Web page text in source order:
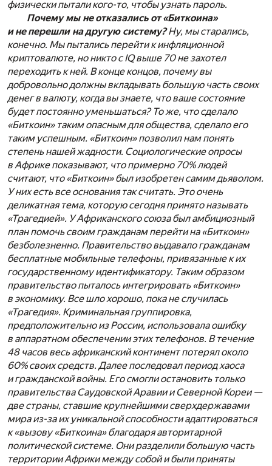
физически пытали кого-то, чтобы узнать пароль.
Почему мы не отказались от «Биткоина»
и не перешли на другую систему?Ну, мы старались,
конечно. Мы пытались перейти к инфляционной
криптовалюте, но никто с IQ выше 70 не захотел
переходить к ней. В конце концов, почему вы
добровольно должны вкладывать большую часть своих
денег в валюту, когда вы знаете, что ваше состояние
будет постоянно уменьшаться? То же, что сделало
«Биткоин» таким опасным для общества, сделало его
таким успешным. «Биткоин» позволил нам понять
степень нашей жадности. Социологические опросы
в Африке показывают, что примерно 70% людей
считают, что «Биткоин» был изобретен самим дьяволом.
У них есть все основания так считать. Это очень
деликатная тема, которую сегодня принято называть
«Трагедией». У Африканского союза был амбициозный
план помочь своим гражданам перейти на «Биткоин»
безболезненно. Правительство выдавало гражданам
бесплатные мобильные телефоны, привязанные к их
государственному идентификатору. Таким образом
правительство пыталось интегрировать «Биткоин»
в экономику. Все шло хорошо, пока не случилась
«Трагедия». Криминальная группировка,
предположительно из России, использовала ошибку
в аппаратном обеспечении этих телефонов. В течение
48 часов весь африканский континент потерял около
60% своих средств. Далее последовал период хаоса
и гражданской войны. Его смогли остановить только
правительства Саудовской Аравии и Северной Кореи —
две страны, ставшие крупнейшими сверхдержавами
мира из-за их уникальной способности адаптироваться
к «вызову «Биткоина» благодаря авторитарной
политической системе. Они разделили большую часть
территории Африки между собой и были приняты